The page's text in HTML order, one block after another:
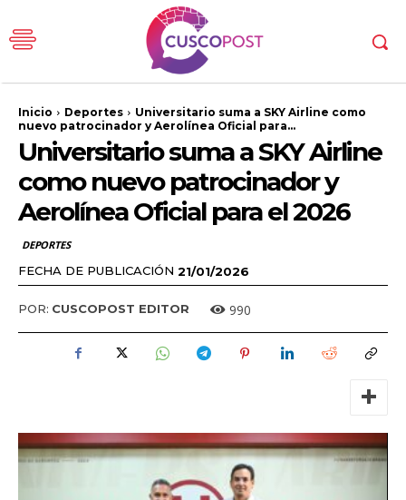
Inicio Deportes
Universitario suma a SKY Airline como
nuevo patrocinador y Aerolínea Oficial para...
Universitario suma a SKY Airline
como nuevo patrocinador y
Aerolínea Oficial para el 2026
DEPORTES
FECHA DE PUBLICACIÓN 21/01/2026
POR: CUSCOPOST EDITOR 990